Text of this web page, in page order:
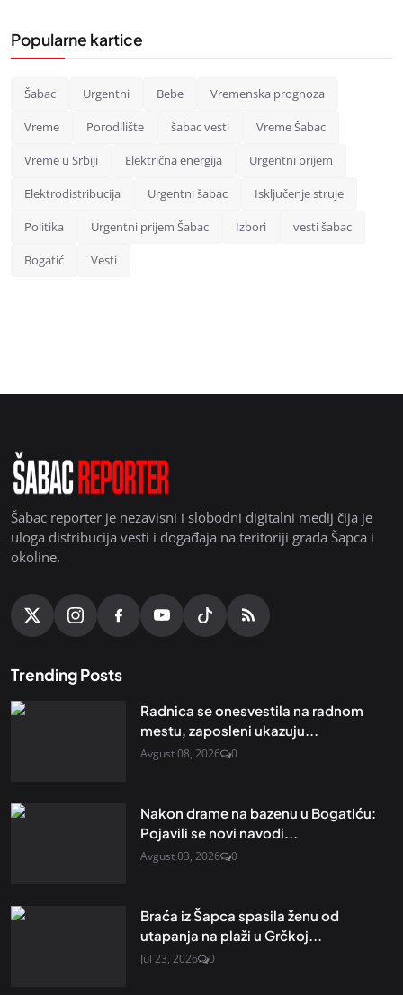
Popularne kartice
Šabac Urgentni Bebe Vremenska prognoza
Vreme Porodilište šabac vesti Vreme Šabac
Vreme u Srbiji Električna energija Urgentni prijem
Elektrodistribucija Urgentni šabac Isključenje struje
Politika Urgentni prijem Šabac Izbori vesti šabac
Bogatić Vesti
Šabac reporter je nezavisni i slobodni digitalni medij čija je
uloga distribucija vesti i događaja na teritoriji grada Šapca i
okoline.
Trending Posts
Radnica se onesvestila na radnom
mestu, zaposleni ukazuju...
Avgust 08, 2026 0
Nakon drame na bazenu u Bogatiću:
Pojavili se novi navodi...
Avgust 03, 2026 0
Braća iz Šapca spasila ženu od
utapanja na plaži u Grčkoj...
Jul 23, 2026 0